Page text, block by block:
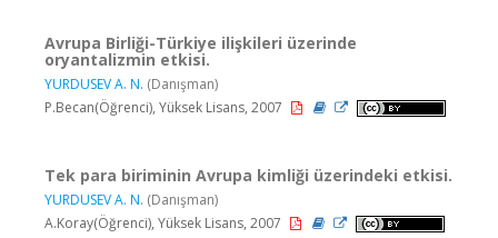
Avrupa Birliği-Türkiye ilişkileri üzerinde
oryantalizmin etkisi.
YURDUSEV A. N. (Danışman)
P.Becan(Öğrenci), Yüksek Lisans, 2007
Tek para biriminin Avrupa kimliği üzerindeki etkisi.
YURDUSEV A. N. (Danışman)
A.Koray(Öğrenci), Yüksek Lisans, 2007